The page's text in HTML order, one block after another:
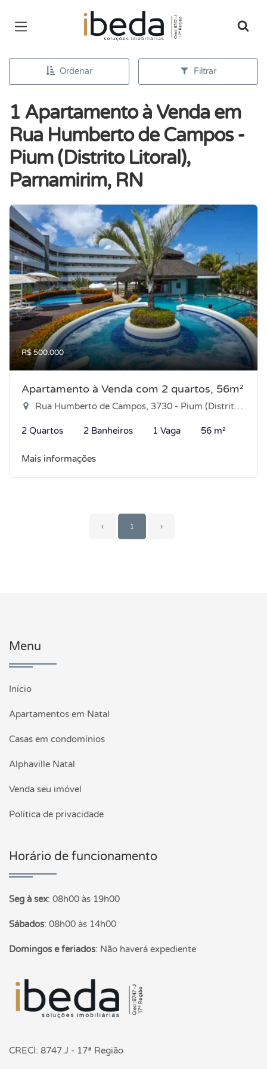
Página inicial
Ordenar Filtrar
1 Apartamento à Venda em
Rua Humberto de Campos -
Pium (Distrito Litoral),
Parnamirim, RN
R$ 500.000
Apartamento à Venda com 2 quartos, 56m²
Rua Humberto de Campos, 3730 - Pium (Distrito Litoral), Parnamirim-RN
2 Quartos 2 Banheiros 1 Vaga 56 m²
Mais informações
‹ 1 ›
Menu
Início
Apartamentos em Natal
Casas em condomínios
Alphaville Natal
Venda seu imóvel
Política de privacidade
Horário de funcionamento
Seg à sex: 08h00 às 19h00
Sábados: 08h00 às 14h00
Domingos e feriados: Não haverá expediente
Página inicial
CRECI: 8747 J - 17ª Região